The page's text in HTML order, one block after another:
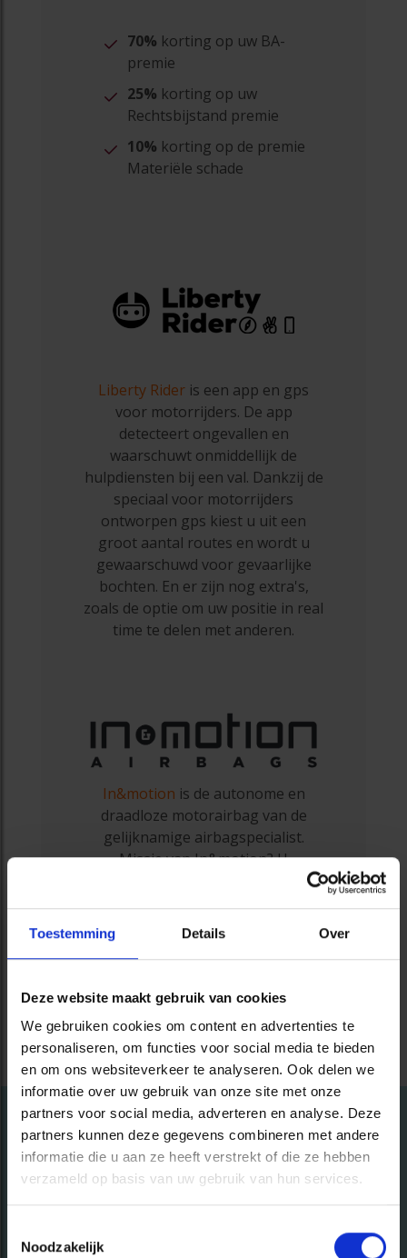
Toestemming Details Over
Deze website maakt gebruik van cookies
We gebruiken cookies om content en advertenties te
personaliseren, om functies voor social media te bieden
en om ons websiteverkeer te analyseren. Ook delen we
informatie over uw gebruik van onze site met onze
partners voor social media, adverteren en analyse. Deze
partners kunnen deze gegevens combineren met andere
informatie die u aan ze heeft verstrekt of die ze hebben
verzameld op basis van uw gebruik van hun services.
Noodzakelijk
70% korting op uw BA-
premie
25% korting op uw
Rechtsbijstand premie
10% korting op de premie
Materiële schade
Liberty Rider is een app en gps
voor motorrijders. De app
detecteert ongevallen en
waarschuwt onmiddellijk de
hulpdiensten bij een val. Dankzij de
speciaal voor motorrijders
ontworpen gps kiest u uit een
groot aantal routes en wordt u
gewaarschuwd voor gevaarlijke
bochten. En er zijn nog extra's,
zoals de optie om uw positie in real
time te delen met anderen.
In&motion is de autonome en
draadloze motorairbag van de
gelijknamige airbagspecialist.
Missie van In&motion? U
beschermen en de gevolgen van
zelfs tot nul herleiden. Dit
airbagvest is van topkwaliteit, zit
aan uw rijplezier. Voor veilige
motorritten, het hele jaar door.